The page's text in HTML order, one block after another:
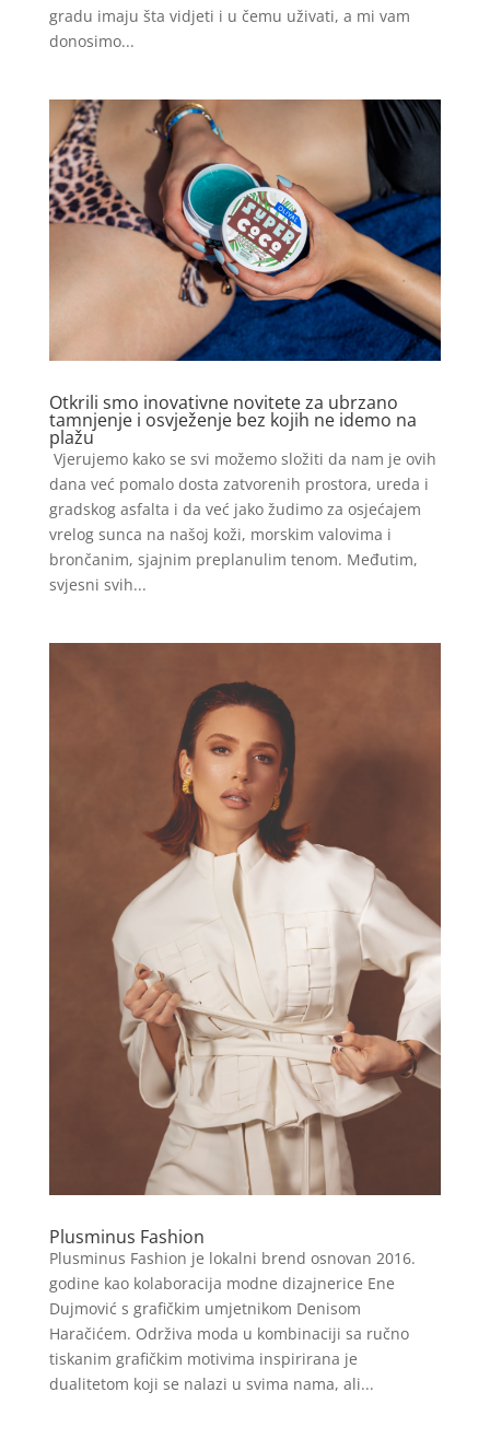
gradu imaju šta vidjeti i u čemu uživati, a mi vam
donosimo...
Otkrili smo inovativne novitete za ubrzano
tamnjenje i osvježenje bez kojih ne idemo na
plažu
Vjerujemo kako se svi možemo složiti da nam je ovih
dana već pomalo dosta zatvorenih prostora, ureda i
gradskog asfalta i da već jako žudimo za osjećajem
vrelog sunca na našoj koži, morskim valovima i
brončanim, sjajnim preplanulim tenom. Međutim,
svjesni svih...
Plusminus Fashion
Plusminus Fashion je lokalni brend osnovan 2016.
godine kao kolaboracija modne dizajnerice Ene
Dujmović s grafičkim umjetnikom Denisom
Haračićem. Održiva moda u kombinaciji sa ručno
tiskanim grafičkim motivima inspirirana je
dualitetom koji se nalazi u svima nama, ali...